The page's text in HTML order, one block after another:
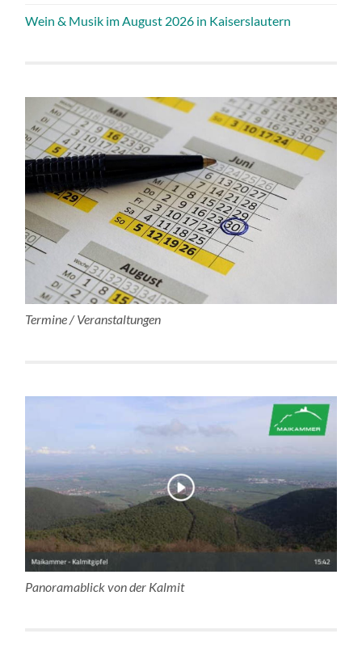
Wein & Musik im August 2026 in Kaiserslautern
Termine / Veranstaltungen
Panoramablick von der Kalmit